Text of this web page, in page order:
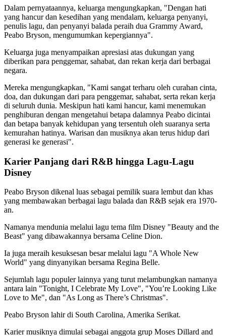
Dalam pernyataannya, keluarga mengungkapkan, "Dengan hati
yang hancur dan kesedihan yang mendalam, keluarga penyanyi,
penulis lagu, dan penyanyi balada peraih dua Grammy Award,
Peabo Bryson, mengumumkan kepergiannya".
Keluarga juga menyampaikan apresiasi atas dukungan yang
diberikan para penggemar, sahabat, dan rekan kerja dari berbagai
negara.
Mereka mengungkapkan, "Kami sangat terharu oleh curahan cinta,
doa, dan dukungan dari para penggemar, sahabat, serta rekan kerja
di seluruh dunia. Meskipun hati kami hancur, kami menemukan
penghiburan dengan mengetahui betapa dalamnya Peabo dicintai
dan betapa banyak kehidupan yang tersentuh oleh suaranya serta
kemurahan hatinya. Warisan dan musiknya akan terus hidup dari
generasi ke generasi".
Karier Panjang dari R&B hingga Lagu-Lagu
Disney
Peabo Bryson dikenal luas sebagai pemilik suara lembut dan khas
yang membawakan berbagai lagu balada dan R&B sejak era 1970-
an.
Namanya mendunia melalui lagu tema film Disney "Beauty and the
Beast" yang dibawakannya bersama Celine Dion.
Ia juga meraih kesuksesan besar melalui lagu "A Whole New
World" yang dinyanyikan bersama Regina Belle.
Sejumlah lagu populer lainnya yang turut melambungkan namanya
antara lain "Tonight, I Celebrate My Love", "You’re Looking Like
Love to Me", dan "As Long as There’s Christmas".
Peabo Bryson lahir di South Carolina, Amerika Serikat.
Karier musiknya dimulai sebagai anggota grup Moses Dillard and